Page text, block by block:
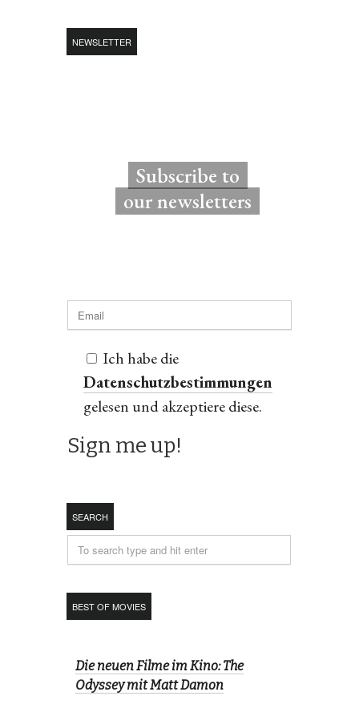
NEWSLETTER
Subscribe to
our newsletters
Ich habe die
Datenschutzbestimmungen
gelesen und akzeptiere diese.
SEARCH
BEST OF MOVIES
Die neuen Filme im Kino: The
Odyssey mit Matt Damon